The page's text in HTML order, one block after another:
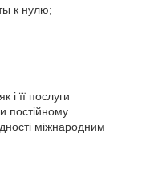
к нулю;
і її послуги
постійному
міжнародним